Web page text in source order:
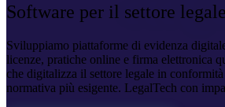
Software per il settore legale
Sviluppiamo piattaforme di evidenza
licenze, pratiche online e firma elettronica
che digitalizza il settore legale in
normativa più esigente. LegalTech con